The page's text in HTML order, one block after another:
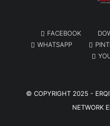
FACEBOOK
WHATSAPP
© COPYRIGHT 2025 -
NETWORK